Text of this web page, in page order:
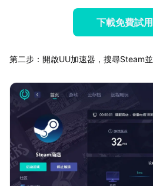
下載免費試
第二步：開啟UU加速器，搜尋Steam並